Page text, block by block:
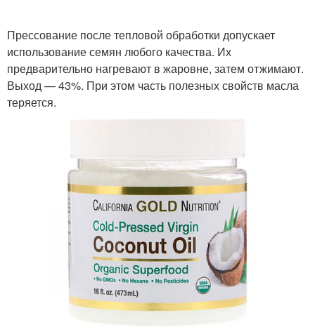
Прессование после тепловой обработки допускает
использование семян любого качества. Их
предварительно нагревают в жаровне, затем отжимают.
Выход — 43%. При этом часть полезных свойств масла
теряется.